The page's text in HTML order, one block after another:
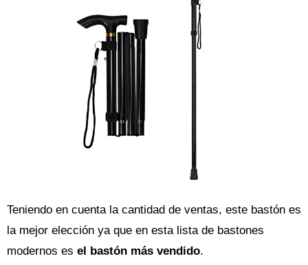
Teniendo en cuenta la cantidad de ventas, este bastón es
la mejor elección ya que en esta lista de bastones
modernos es el bastón más vendido.